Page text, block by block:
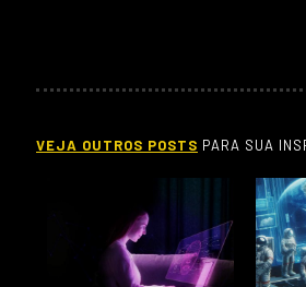
VEJA OUTROS POSTS PARA SUA